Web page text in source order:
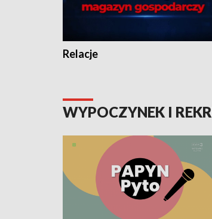
Relacje
WYPOCZYNEK I